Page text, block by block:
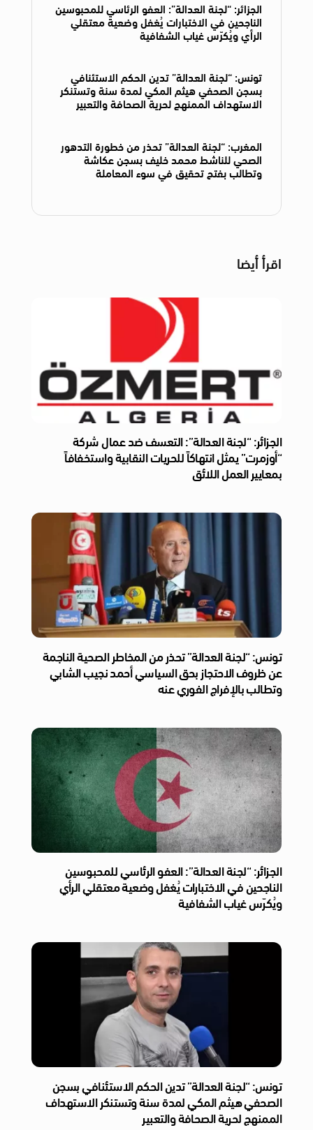
الجزائر: “لجنة العدالة”: العفو الرئاسي للمحبوسين
الناجحين في الاختبارات يُغفل وضعية معتقلي
الرأي ويُكرّس غياب الشفافية
تونس: “لجنة العدالة” تدين الحكم الاستئنافي
بسجن الصحفي هيثم المكي لمدة سنة وتستنكر
الاستهداف الممنهج لحرية الصحافة والتعبير
المغرب: “لجنة العدالة” تحذر من خطورة التدهور
الصحي للناشط محمد خليف بسجن عكاشة
وتطالب بفتح تحقيق في سوء المعاملة
اقرأ أيضا
الجزائر: “لجنة العدالة”: التعسف ضد عمال شركة
“أوزمرت” يمثل انتهاكاً للحريات النقابية واستخفافاً
بمعايير العمل اللائق
تونس: “لجنة العدالة” تحذر من المخاطر الصحية الناجمة
عن ظروف الاحتجاز بحق السياسي أحمد نجيب الشابي
وتطالب بالإفراج الفوري عنه
الجزائر: “لجنة العدالة”: العفو الرئاسي للمحبوسين
الناجحين في الاختبارات يُغفل وضعية معتقلي الرأي
ويُكرّس غياب الشفافية
تونس: “لجنة العدالة” تدين الحكم الاستئنافي بسجن
الصحفي هيثم المكي لمدة سنة وتستنكر الاستهداف
الممنهج لحرية الصحافة والتعبير